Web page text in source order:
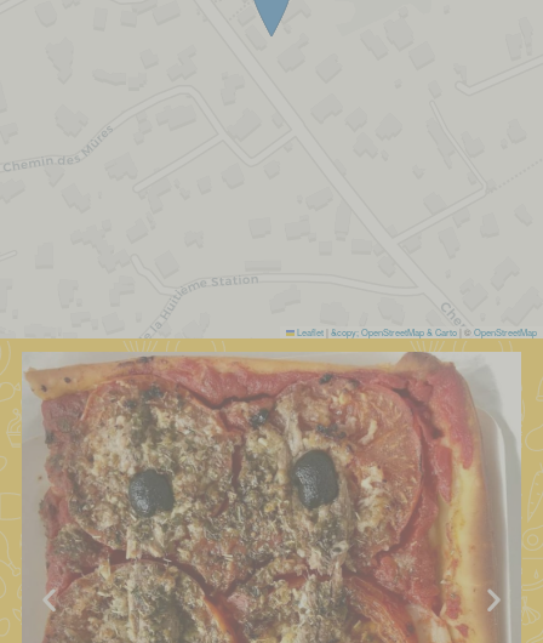
Leaflet &copy; OpenStreetMap & Carto | ©OpenStreetMap